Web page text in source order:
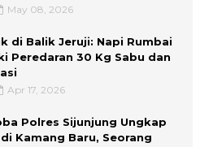
May 08, 2026
di Balik Jeruji: Napi Rumbai
Peredaran 30 Kg Sabu dan
Apr 17, 2026
Polres Sijunjung Ungkap
Kamang Baru, Seorang